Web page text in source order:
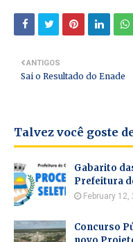
ANTIGOS
Sai o Resultado do Enade
Talvez você goste
Gabarito
Prefeitura
February 12,
Concurso